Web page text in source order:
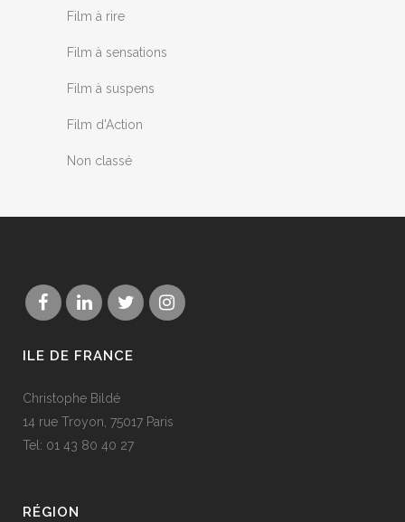
Film à rire
Film à sensations
Film à suspens
Film d'Action
Non classé
ILE DE FRANCE
Christophe Bildé
14 rue Troyon, 75017 Paris
Tel: 01 43 80 40 27
RÉGION